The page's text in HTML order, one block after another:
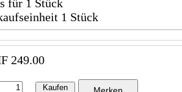
für 1 Stück
1 Stück
249.00
Kaufen